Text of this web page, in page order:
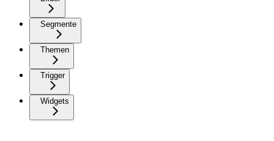
Segmente
Themen
Trigger
Widgets